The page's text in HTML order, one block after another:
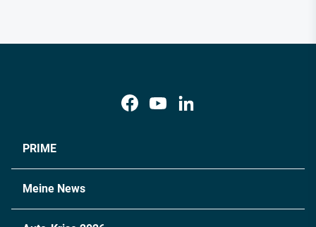
PRIME
Meine News